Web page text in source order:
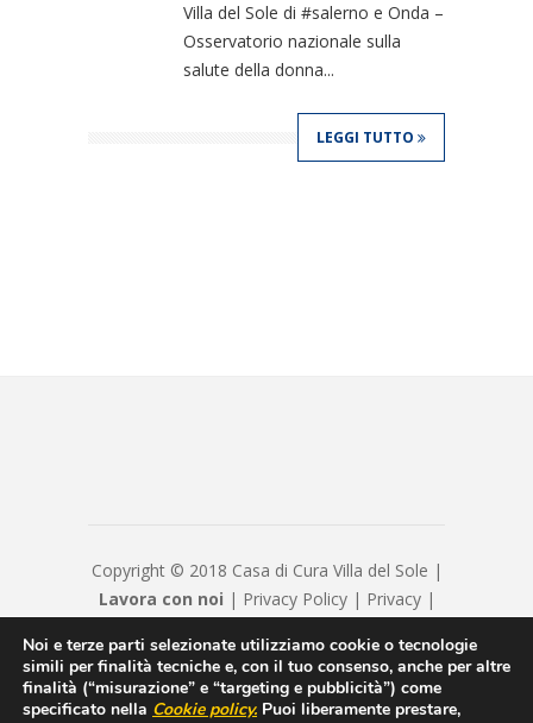
Villa del Sole di #salerno e Onda –
Osservatorio nazionale sulla
salute della donna...
LEGGI TUTTO
Copyright © 2018 Casa di Cura Villa del Sole |
Lavora con noi | Privacy Policy| Privacy|
Hyppocratica S.P.A. - Casa Di Cura Villa Del
Sole - Cap. Soc. € 120120 - Numero REA IS
208814 - P.IVA/Cod. Fiscale 00550600654 -
Noi e terze parti selezionate utilizziamo cookie o tecnologie
simili per finalità tecniche e, con il tuo consenso, anche per altre
finalità (“misurazione” e “targeting e pubblicità”) come
specificato nella Cookie policy. Puoi liberamente prestare,